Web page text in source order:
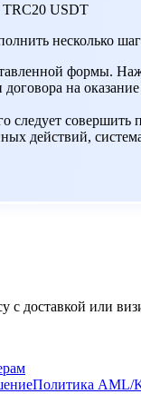
USDT
несколько
формы.
договора на
следует
действий,
доставкой или
Политика AML/